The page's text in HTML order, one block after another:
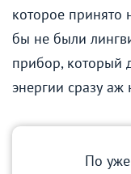
которое
бы не были
прибор, который
энергии сразу аж
По